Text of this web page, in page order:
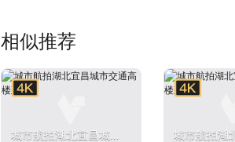
相似推荐
城市航拍湖北宜昌城市
城市航拍湖